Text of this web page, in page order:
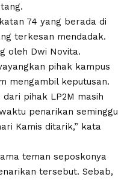
74 yang berada di
terkesan mendadak.
oleh Dwi Novita.
pihak kampus
mengambil keputusan.
pihak LP2M masih
penarikan seminggu
Kamis ditarik,” kata
teman seposkonya
tersebut. Sebab,